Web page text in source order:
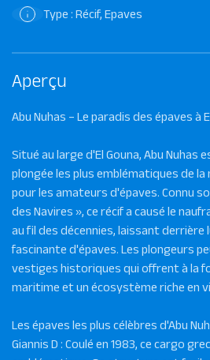
Type : Récif, Epaves
Aperçu
Abu Nuhas – Le paradis des épaves à
Situé au large d'El Gouna, Abu Nuhas
plongée les plus emblématiques de la
pour les amateurs d'épaves. Connu
des Navires », ce récif a causé le
au fil des décennies, laissant derrière
fascinante d'épaves. Les plongeurs
vestiges historiques qui offrent à la
maritime et un écosystème riche en
Les épaves les plus célèbres d'Abu
Giannis D : Coulé en 1983, ce cargo